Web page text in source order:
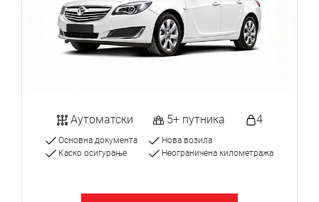
Аутоматски 5+ путника 4
Основна документа
Каско осигурање
Нова возила
Неограничена километража